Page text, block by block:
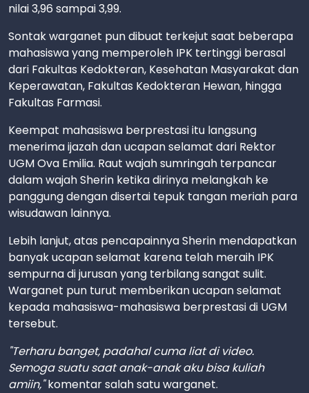
nilai 3,96 sampai 3,99.
Sontak warganet pun dibuat terkejut saat beberapa
mahasiswa yang memperoleh IPK tertinggi berasal
dari Fakultas Kedokteran, Kesehatan Masyarakat dan
Keperawatan, Fakultas Kedokteran Hewan, hingga
Fakultas Farmasi.
Keempat mahasiswa berprestasi itu langsung
menerima ijazah dan ucapan selamat dari Rektor
UGM Ova Emilia. Raut wajah sumringah terpancar
dalam wajah Sherin ketika dirinya melangkah ke
panggung dengan disertai tepuk tangan meriah para
wisudawan lainnya.
Lebih lanjut, atas pencapainnya Sherin mendapatkan
banyak ucapan selamat karena telah meraih IPK
sempurna di jurusan yang terbilang sangat sulit.
Warganet pun turut memberikan ucapan selamat
kepada mahasiswa-mahasiswa berprestasi di UGM
tersebut.
"Terharu banget, padahal cuma liat di video.
Semoga suatu saat anak-anak aku bisa kuliah
amiin,"komentar salah satu warganet.